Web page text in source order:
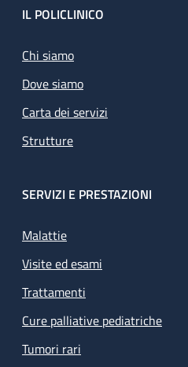
Footer
IL POLICLINICO
Chi siamo
Dove siamo
Carta dei servizi
Strutture
SERVIZI E PRESTAZIONI
Malattie
Visite ed esami
Trattamenti
Cure palliative pediatriche
Tumori rari